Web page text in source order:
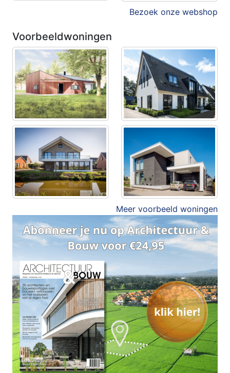
Bezoek onze webshop
Voorbeeldwoningen
Meer voorbeeld woningen